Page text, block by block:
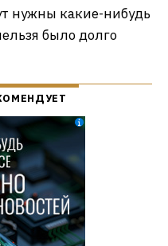
нужны какие-нибудь
было долго